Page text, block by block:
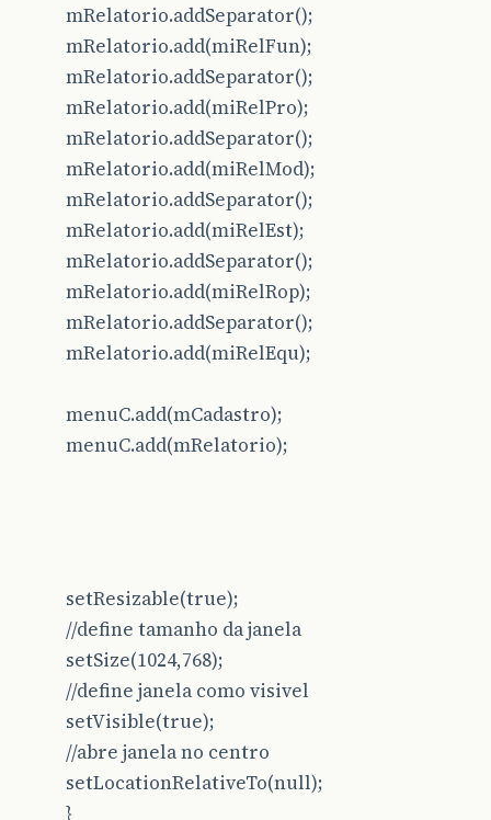
mRelatorio.addSeparator();
mRelatorio.add(miRelFun);
mRelatorio.addSeparator();
mRelatorio.add(miRelPro);
mRelatorio.addSeparator();
mRelatorio.add(miRelMod);
mRelatorio.addSeparator();
mRelatorio.add(miRelEst);
mRelatorio.addSeparator();
mRelatorio.add(miRelRop);
mRelatorio.addSeparator();
mRelatorio.add(miRelEqu);
menuC.add(mCadastro);
menuC.add(mRelatorio);
setResizable(true);
//define tamanho da janela
setSize(1024,768);
//define janela como visivel
setVisible(true);
//abre janela no centro
setLocationRelativeTo(null);
}